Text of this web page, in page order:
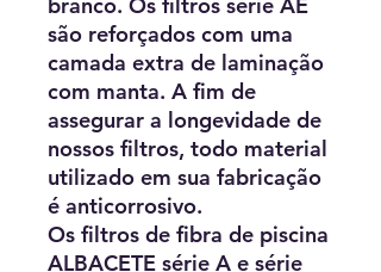
são reforçados com uma
camada extra de laminação
com manta. A fim de
assegurar a longevidade de
nossos filtros, todo material
utilizado em sua fabricação
é anticorrosivo.
Os filtros de fibra de piscina
ALBACETE série A e série